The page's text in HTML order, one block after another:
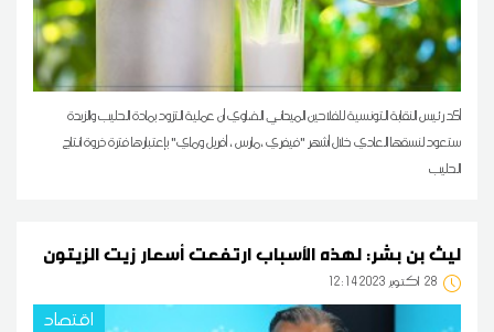
أكد رئيس النقابة التونسية للفلاحين الميداني الضاوي أن عملية التزود بمادة الحليب والزبدة
ستعود لنسقها العادي خلال أشهر "فيفري ،مارس ، أفريل وماي" بإعتبارها فترة ذروة انتاج
الحليب
ليث بن بشر: لهذه الأسباب ارتفعت أسعار زيت الزيتون
28 12:14 2023 أكتوبر
اقتصاد